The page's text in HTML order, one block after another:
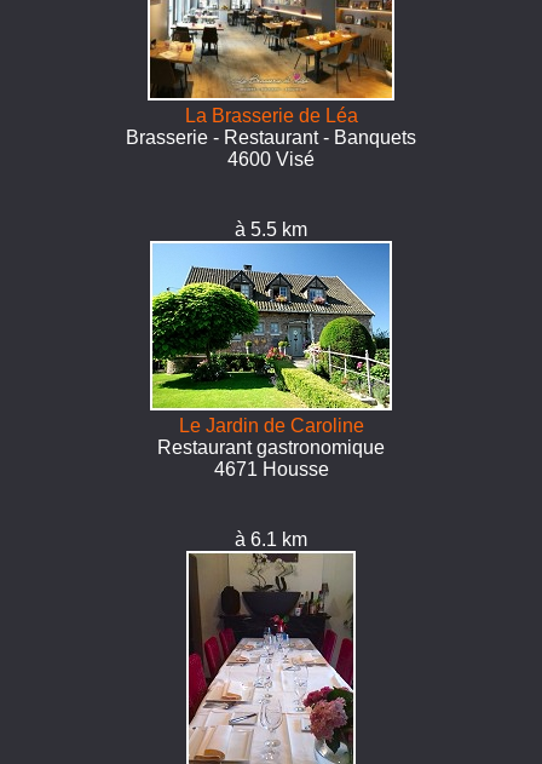
La Brasserie de Léa
Brasserie - Restaurant - Banquets
4600 Visé
à 5.5 km
Le Jardin de Caroline
Restaurant gastronomique
4671 Housse
à 6.1 km